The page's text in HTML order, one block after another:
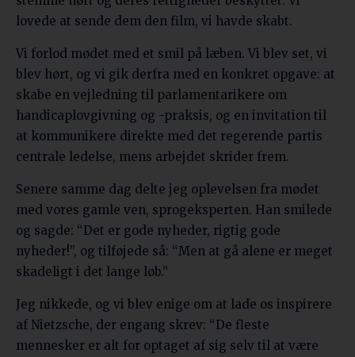
lovede at sende dem den film, vi havde skabt.
Vi forlod mødet med et smil på læben. Vi blev set, vi
blev hørt, og vi gik derfra med en konkret opgave: at
skabe en vejledning til parlamentarikere om
handicaplovgivning og -praksis, og en invitation til
at kommunikere direkte med det regerende partis
centrale ledelse, mens arbejdet skrider frem.
Senere samme dag delte jeg oplevelsen fra mødet
med vores gamle ven, sprogeksperten. Han smilede
og sagde: “Det er gode nyheder, rigtig gode
nyheder!”, og tilføjede så: “Men at gå alene er meget
skadeligt i det lange løb.”
Jeg nikkede, og vi blev enige om at lade os inspirere
af Nietzsche, der engang skrev: “De fleste
mennesker er alt for optaget af sig selv til at være